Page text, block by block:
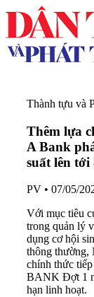
Thành tựu và
Thêm lựa
A Bank
suất lên tới
PV • 07/05/
Với mục tiêu
trong quản lý
dụng cơ hội
thông
chính thức
BANK Đợt 1
hạn linh hoạt.